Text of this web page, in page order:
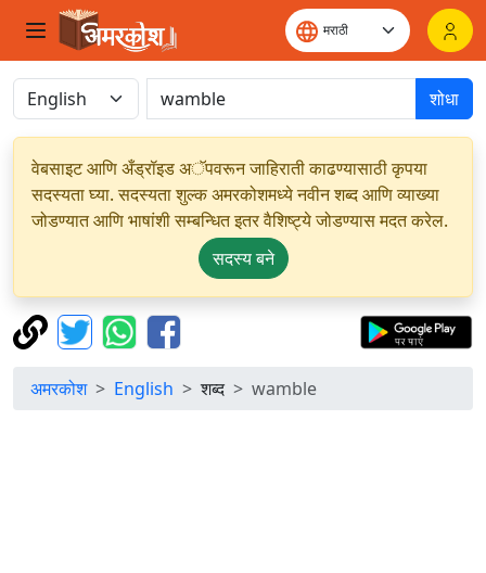
शोधा
वेबसाइट आणि अँड्रॉइड अॅपवरून जाहिराती काढण्यासाठी कृपया
सदस्यता घ्या. सदस्यता शुल्क अमरकोशमध्ये नवीन शब्द आणि व्याख्या
जोडण्यात आणि भाषांशी सम्बन्धित इतर वैशिष्ट्ये जोडण्यास मदत करेल.
सदस्य बने
अमरकोश English शब्द wamble